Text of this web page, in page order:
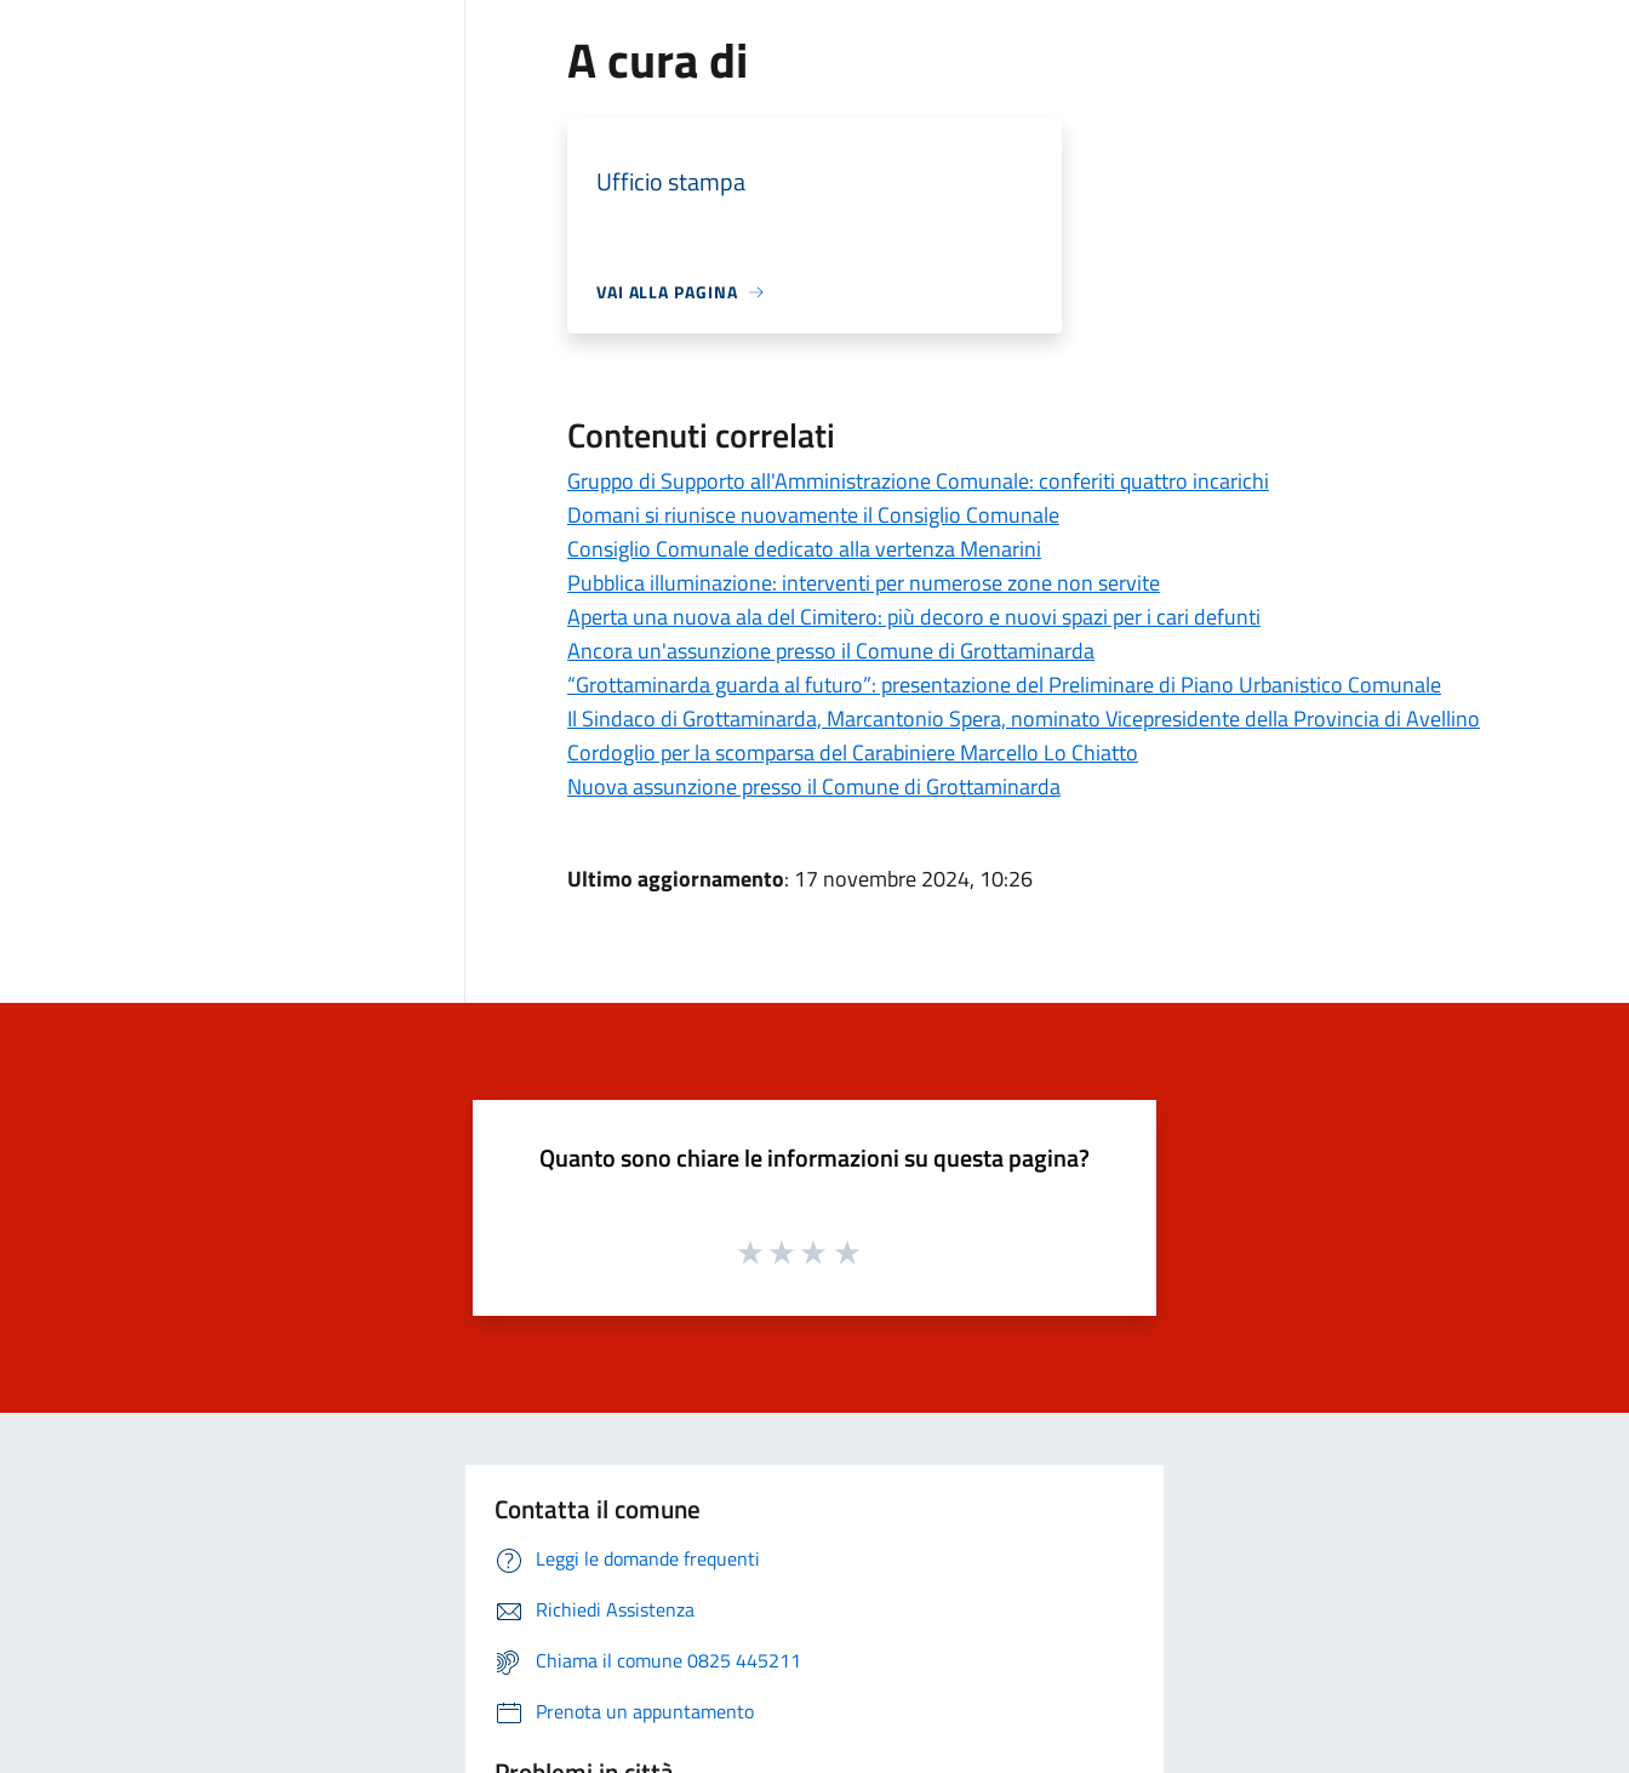
A cura di
Ufficio stampa
VAI ALLA PAGINA
Contenuti correlati
Gruppo di Supporto all'Amministrazione Comunale: conferiti quattro incarichi
Domani si riunisce nuovamente il Consiglio Comunale
Consiglio Comunale dedicato alla vertenza Menarini
Pubblica illuminazione: interventi per numerose zone non servite
Aperta una nuova ala del Cimitero: più decoro e nuovi spazi per i cari defunti
Ancora un'assunzione presso il Comune di Grottaminarda
“Grottaminarda guarda al futuro”: presentazione del Preliminare di Piano Urbanistico Comunale
Il Sindaco di Grottaminarda, Marcantonio Spera, nominato Vicepresidente della Provincia di Avellino
Cordoglio per la scomparsa del Carabiniere Marcello Lo Chiatto
Nuova assunzione presso il Comune di Grottaminarda
Ultimo aggiornamento: 17 novembre 2024, 10:26
Quanto sono chiare le informazioni su questa pagina?
Contatta il comune
Leggi le domande frequenti
Richiedi Assistenza
Chiama il comune 0825 445211
Prenota un appuntamento